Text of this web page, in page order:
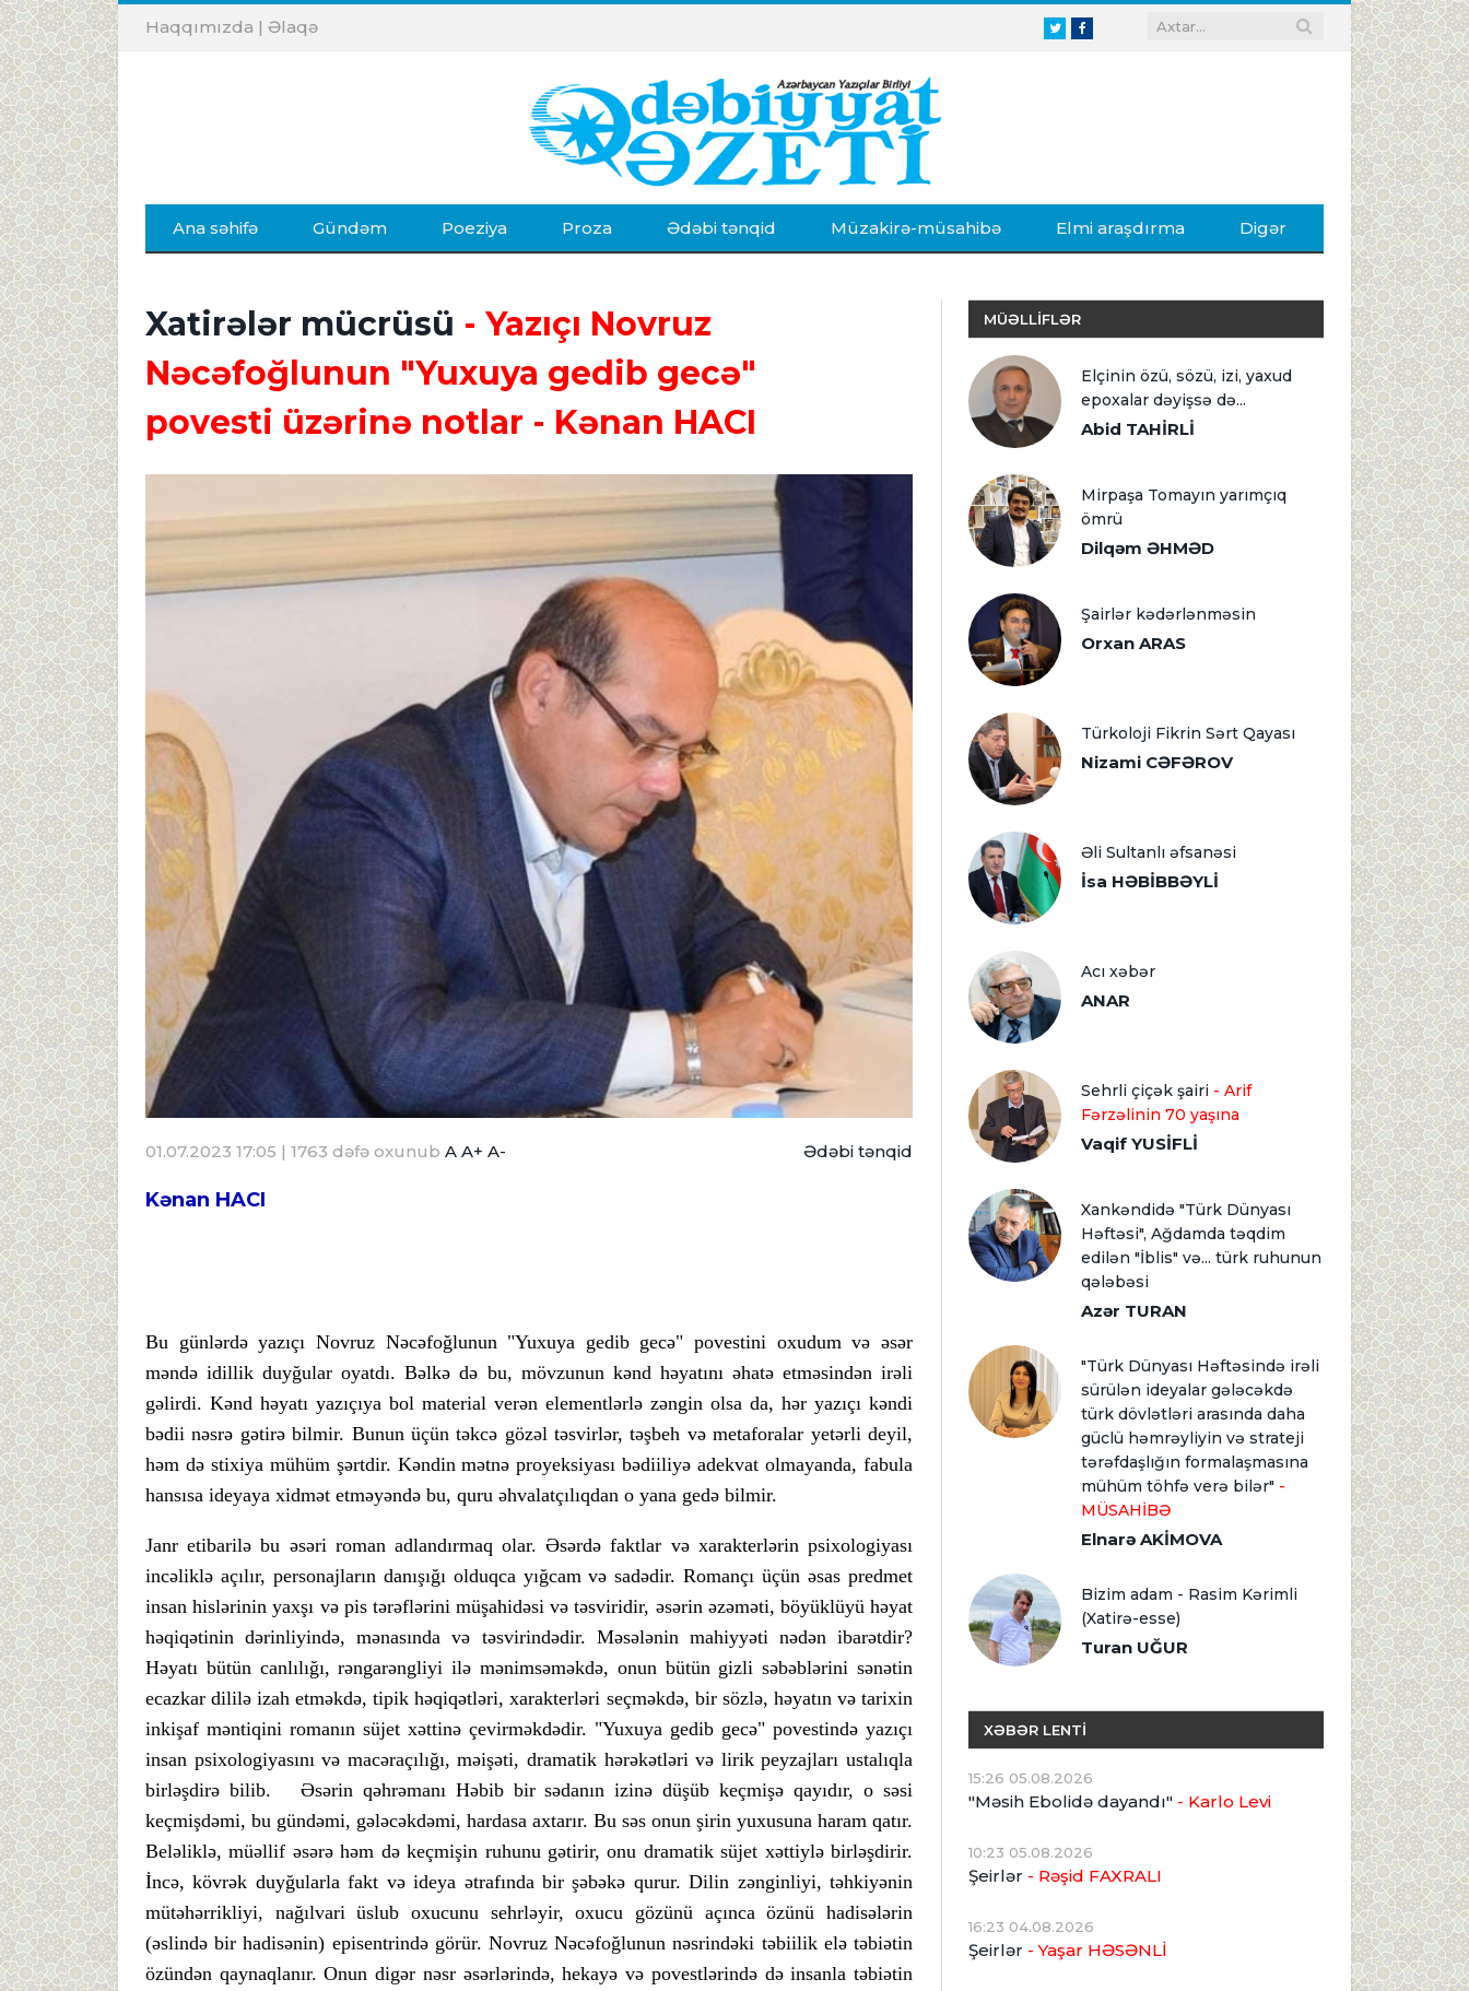
TwitterFacebook
Haqqımızda | Əlaqə
Ana səhifə Gündəm Poeziya Proza Ədəbi tənqid Müzakirə-müsahibə Elmi araşdırma Digər
Xatirələr mücrüsü - Yazıçı Novruz
Nəcəfoğlunun "Yuxuya gedib gecə"
povesti üzərinə notlar - Kənan HACI
01.07.2023 17:05 | 1763 dəfə oxunub A A+ A- Ədəbi tənqid
Kənan HACI
Bu günlərdə yazıçı Novruz Nəcəfoğlunun "Yuxuya gedib gecə" povestini oxudum və əsər
məndə idillik duyğular oyatdı. Bəlkə də bu, mövzunun kənd həyatını əhatə etməsindən irəli
gəlirdi. Kənd həyatı yazıçıya bol material verən elementlərlə zəngin olsa da, hər yazıçı kəndi
bədii nəsrə gətirə bilmir. Bunun üçün təkcə gözəl təsvirlər, təşbeh və metaforalar yetərli deyil,
həm də stixiya mühüm şərtdir. Kəndin mətnə proyeksiyası bədiiliyə adekvat olmayanda, fabula
hansısa ideyaya xidmət etməyəndə bu, quru əhvalatçılıqdan o yana gedə bilmir.
Janr etibarilə bu əsəri roman adlandırmaq olar. Əsərdə faktlar və xarakterlərin psixologiyası
incəliklə açılır, personajların danışığı olduqca yığcam və sadədir. Romançı üçün əsas predmet
insan hislərinin yaxşı və pis tərəflərini müşahidəsi və təsviridir, əsərin əzəməti, böyüklüyü həyat
həqiqətinin dərinliyində, mənasında və təsvirindədir. Məsələnin mahiyyəti nədən ibarətdir?
Həyatı bütün canlılığı, rəngarəngliyi ilə mənimsəməkdə, onun bütün gizli səbəblərini sənətin
ecazkar dililə izah etməkdə, tipik həqiqətləri, xarakterləri seçməkdə, bir sözlə, həyatın və tarixin
inkişaf məntiqini romanın süjet xəttinə çevirməkdədir. "Yuxuya gedib gecə" povestində yazıçı
insan psixologiyasını və macəraçılığı, məişəti, dramatik hərəkətləri və lirik peyzajları ustalıqla
birləşdirə bilib. Əsərin qəhrəmanı Həbib bir sədanın izinə düşüb keçmişə qayıdır, o səsi
keçmişdəmi, bu gündəmi, gələcəkdəmi, hardasa axtarır. Bu səs onun şirin yuxusuna haram qatır.
Beləliklə, müəllif əsərə həm də keçmişin ruhunu gətirir, onu dramatik süjet xəttiylə birləşdirir.
İncə, kövrək duyğularla fakt və ideya ətrafında bir şəbəkə qurur. Dilin zənginliyi, təhkiyənin
mütəhərrikliyi, nağılvari üslub oxucunu sehrləyir, oxucu gözünü açınca özünü hadisələrin
(əslində bir hadisənin) episentrində görür. Novruz Nəcəfoğlunun nəsrindəki təbiilik elə təbiətin
özündən qaynaqlanır. Onun digər nəsr əsərlərində, hekayə və povestlərində də insanla təbiətin
MÜƏLLİFLƏR
Elçinin özü, sözü, izi, yaxud
epoxalar dəyişsə də...
Abid TAHİRLİ
Mirpaşa Tomayın yarımçıq
ömrü
Dilqəm ƏHMƏD
Şairlər kədərlənməsin
Orxan ARAS
Türkoloji Fikrin Sərt Qayası
Nizami CƏFƏROV
Əli Sultanlı əfsanəsi
İsa HƏBİBBƏYLİ
Acı xəbər
ANAR
Sehrli çiçək şairi - Arif
Fərzəlinin 70 yaşına
Vaqif YUSİFLİ
Xankəndidə "Türk Dünyası
Həftəsi", Ağdamda təqdim
edilən "İblis" və... türk ruhunun
qələbəsi
Azər TURAN
"Türk Dünyası Həftəsində irəli
sürülən ideyalar gələcəkdə
türk dövlətləri arasında daha
güclü həmrəyliyin və strateji
tərəfdaşlığın formalaşmasına
mühüm töhfə verə bilər" -
MÜSAHİBƏ
Elnarə AKİMOVA
Bizim adam - Rasim Kərimli
(Xatirə-esse)
Turan UĞUR
XƏBƏR LENTİ
15:26 05.08.2026
"Məsih Ebolidə dayandı" - Karlo Levi
10:23 05.08.2026
Şeirlər - Rəşid FAXRALI
16:23 04.08.2026
Şeirlər - Yaşar HƏSƏNLİ